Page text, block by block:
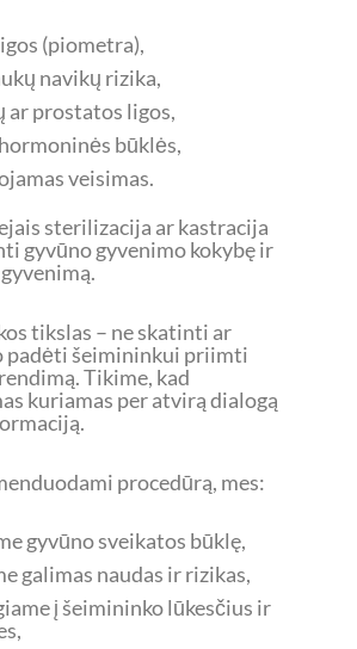
(piometra),
navikų rizika,
ar prostatos ligos,
būklės,
veisimas.
sterilizacija ar kastracija
gyvūno gyvenimo kokybę ir
tikslas – ne skatinti ar
padėti šeimininkui priimti
Tikime, kad
kuriamas per atvirą dialogą
procedūrą, mes:
gyvūno sveikatos būklę,
galimas naudas ir rizikas,
į šeimininko lūkesčius ir